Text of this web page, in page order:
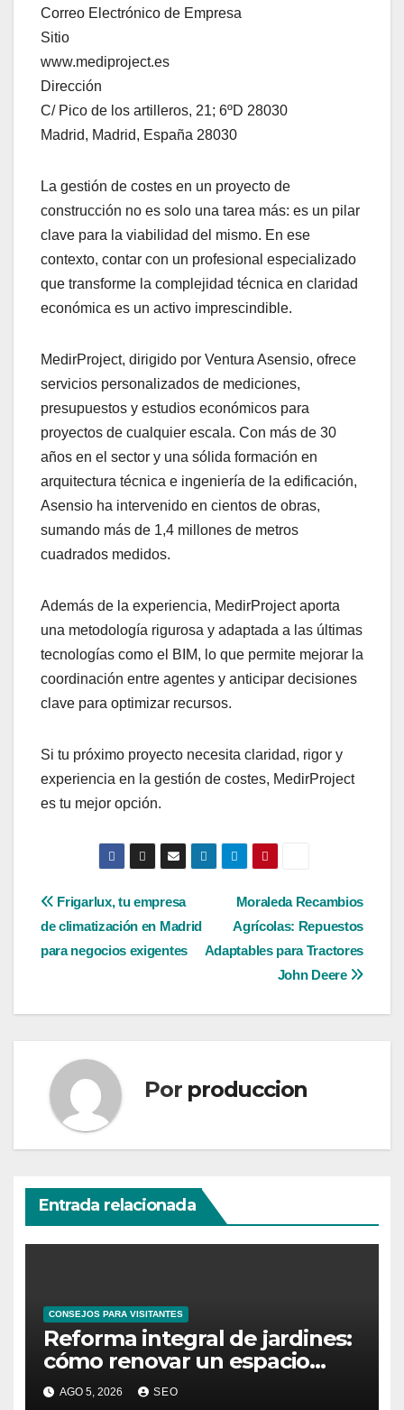
Correo Electrónico de Empresa
Sitio
www.mediproject.es
Dirección
C/ Pico de los artilleros, 21; 6ºD 28030
Madrid, Madrid, España 28030
La gestión de costes en un proyecto de
construcción no es solo una tarea más: es un pilar
clave para la viabilidad del mismo. En ese
contexto, contar con un profesional especializado
que transforme la complejidad técnica en claridad
económica es un activo imprescindible.
MedirProject, dirigido por Ventura Asensio, ofrece
servicios personalizados de mediciones,
presupuestos y estudios económicos para
proyectos de cualquier escala. Con más de 30
años en el sector y una sólida formación en
arquitectura técnica e ingeniería de la edificación,
Asensio ha intervenido en cientos de obras,
sumando más de 1,4 millones de metros
cuadrados medidos.
Además de la experiencia, MedirProject aporta
una metodología rigurosa y adaptada a las últimas
tecnologías como el BIM, lo que permite mejorar la
coordinación entre agentes y anticipar decisiones
clave para optimizar recursos.
Si tu próximo proyecto necesita claridad, rigor y
experiencia en la gestión de costes, MedirProject
es tu mejor opción.
Navegación
de
Moraleda Recambios
Agrícolas: Repuestos
Adaptables para Tractores
John Deere
Frigarlux, tu empresa
de climatización en Madrid
para negocios exigentes
Por produccion
Entrada relacionada
CONSEJOS PARA VISITANTES
Reforma integral de jardines:
cómo renovar un espacio
exterior
AGO 5, 2026 SEO